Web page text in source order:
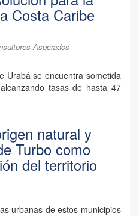
Costa Caribe
Asociados
Urabá se encuentra sometida
tasas de hasta 47
natural y
Turbo como
del territorio
urbanas de estos municipios